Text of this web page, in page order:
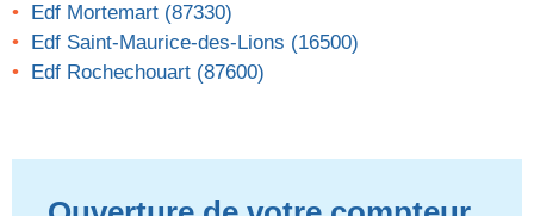
Edf Mortemart (87330)
Edf Saint-Maurice-des-Lions (16500)
Edf Rochechouart (87600)